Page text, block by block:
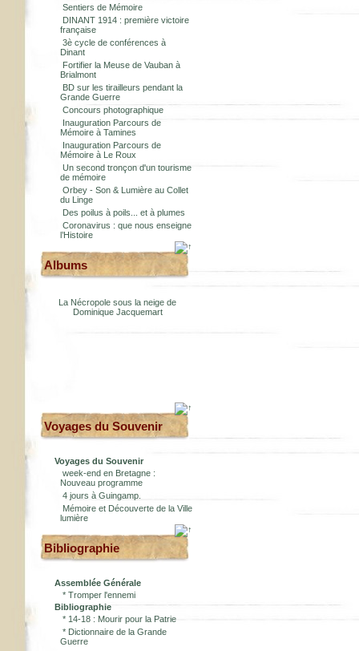
Sentiers de Mémoire
DINANT 1914 : première victoire
française
3è cycle de conférences à
Dinant
Fortifier la Meuse de Vauban à
Brialmont
BD sur les tirailleurs pendant la
Grande Guerre
Concours photographique
Inauguration Parcours de
Mémoire à Tamines
Inauguration Parcours de
Mémoire à Le Roux
Un second tronçon d'un tourisme
de mémoire
Orbey - Son & Lumière au Collet
du Linge
Des poilus à poils... et à plumes
Coronavirus : que nous enseigne
l’Histoire
Albums
La Nécropole sous la neige de
Dominique Jacquemart
Voyages du Souvenir
Voyages du Souvenir
week-end en Bretagne :
Nouveau programme
4 jours à Guingamp.
Mémoire et Découverte de la Ville
lumière
Bibliographie
Assemblée Générale
* Tromper l'ennemi
Bibliographie
* 14-18 : Mourir pour la Patrie
* Dictionnaire de la Grande
Guerre